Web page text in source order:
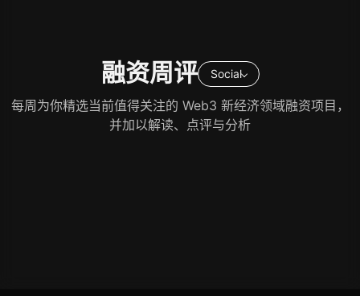
融资周评 Social
每周为你精选当前值得关注的 Web3 新经济领域融资项目，
并加以解读、点评与分析